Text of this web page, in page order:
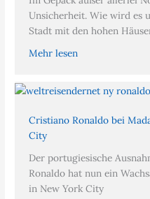
Unsicherheit. Wie wird es
Stadt mit den hohen
Mehr lesen
Cristiano Ronaldo bei
City
Der portugiesische
Ronaldo hat nun ein
in New York City